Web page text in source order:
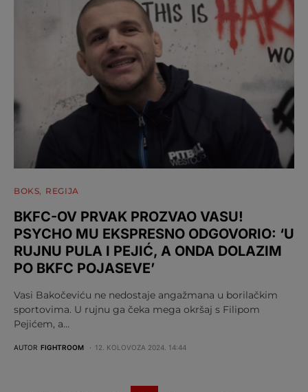
BOKS REGIJA
BKFC-OV PRVAK PROZVAO VASU!
PSYCHO MU EKSPRESNO ODGOVORIO: ‘U
RUJNU PULA I PEJIĆ, A ONDA DOLAZIM
PO BKFC POJASEVE’
Vasi Bakočeviću ne nedostaje angažmana u borilačkim
sportovima. U rujnu ga čeka mega okršaj s Filipom
Pejićem, a…
AUTOR FIGHTROOM 12. KOLOVOZA 2024. 14:44